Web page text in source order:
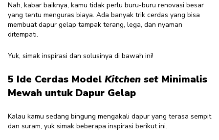
Nah, kabar baiknya, kamu tidak perlu buru-buru renovasi besar
yang tentu menguras biaya. Ada banyak trik cerdas yang bisa
membuat dapur gelap tampak terang, lega, dan nyaman
ditempati.
Yuk, simak inspirasi dan solusinya di bawah ini!
5 Ide Cerdas Model Kitchen set Minimalis
Mewah untuk Dapur Gelap
Kalau kamu sedang bingung mengakali dapur yang terasa sempit
dan suram, yuk simak beberapa inspirasi berikut ini.